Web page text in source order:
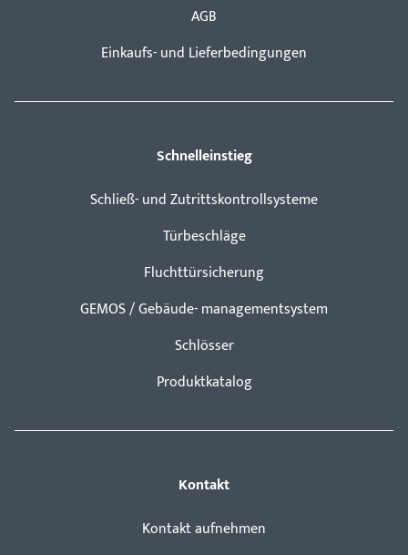
AGB
Einkaufs- und Lieferbedingungen
Schnelleinstieg
Schließ- und Zutrittskontrollsysteme
Türbeschläge
Fluchttürsicherung
GEMOS / Gebäude- managementsystem
Schlösser
Produktkatalog
Kontakt
Kontakt aufnehmen